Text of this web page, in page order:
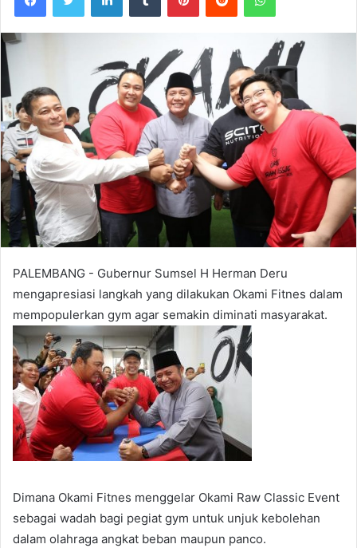
PALEMBANG - Gubernur Sumsel H Herman Deru
mengapresiasi langkah yang dilakukan Okami Fitnes dalam
mempopulerkan gym agar semakin diminati masyarakat.
Dimana Okami Fitnes menggelar Okami Raw Classic Event
sebagai wadah bagi pegiat gym untuk unjuk kebolehan
dalam olahraga angkat beban maupun panco.